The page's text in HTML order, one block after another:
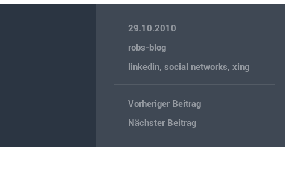
29.10.2010
robs-blog
linkedin,social networks,xing
Vorheriger Beitrag
Nächster Beitrag